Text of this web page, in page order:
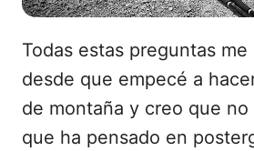
Todas estas preguntas
desde que empecé a
de montaña y creo que no
que ha pensado en